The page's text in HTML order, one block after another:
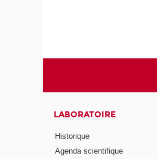
LABORATOIRE
Historique
Agenda scientifique